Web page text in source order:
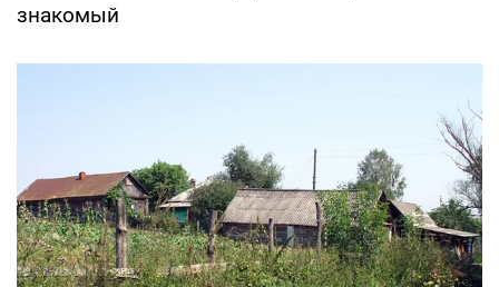
знакомый